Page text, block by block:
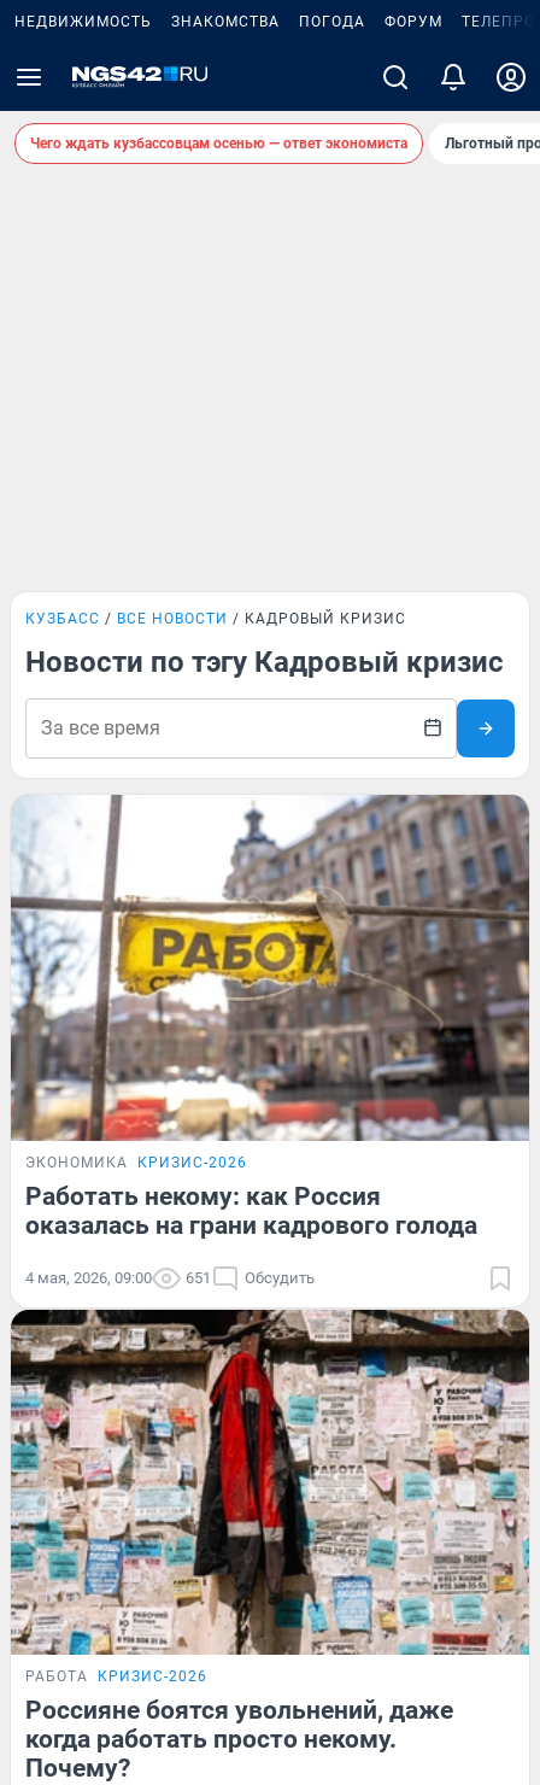
НЕДВИЖИМОСТЬ ЗНАКОМСТВА ПОГОДА ФОРУМ
Чего ждать кузбассовцам осенью — ответ экономиста Льготный
КУЗБАСС ВСЕ НОВОСТИ КАДРОВЫЙ КРИЗИС
Новости по тэгу Кадровый кризис
ЭКОНОМИКА КРИЗИС-2026
Работать некому: как Россия
оказалась на грани кадрового голода
4 мая, 2026, 09:00 651 Обсудить
РАБОТА КРИЗИС-2026
Россияне боятся увольнений, даже
когда работать просто некому.
Почему?